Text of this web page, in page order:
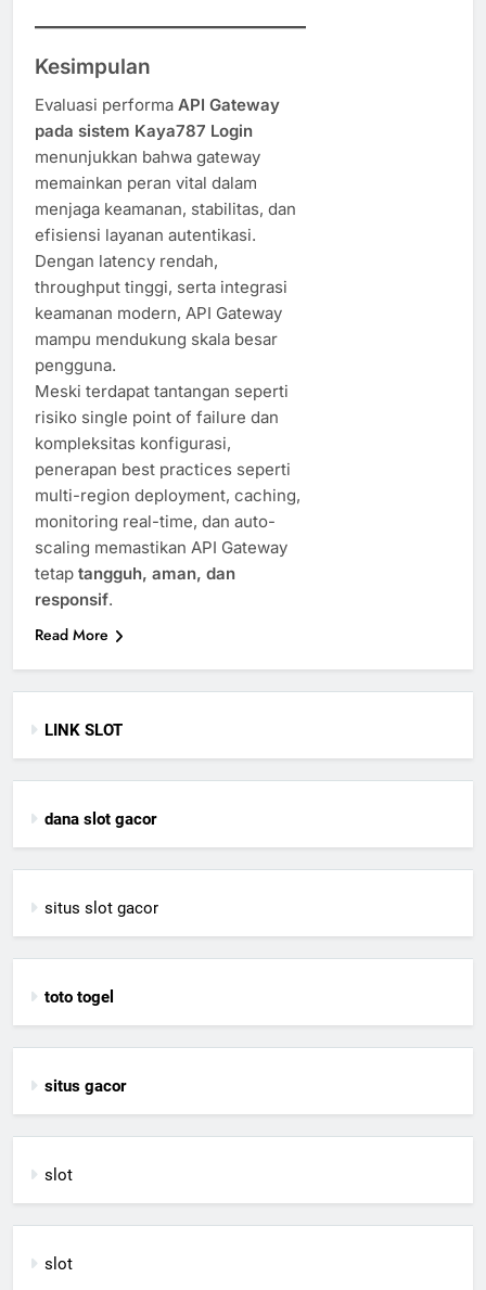
Kesimpulan
Evaluasi performa API Gateway
pada sistem Kaya787 Login
menunjukkan bahwa gateway
memainkan peran vital dalam
menjaga keamanan, stabilitas, dan
efisiensi layanan autentikasi.
Dengan latency rendah,
throughput tinggi, serta integrasi
keamanan modern, API Gateway
mampu mendukung skala besar
pengguna.
Meski terdapat tantangan seperti
risiko single point of failure dan
kompleksitas konfigurasi,
penerapan best practices seperti
multi-region deployment, caching,
monitoring real-time, dan auto-
scaling memastikan API Gateway
tetap tangguh, aman, dan
responsif.
Read More
LINK SLOT
dana slot gacor
situs slot gacor
toto togel
situs gacor
slot
slot